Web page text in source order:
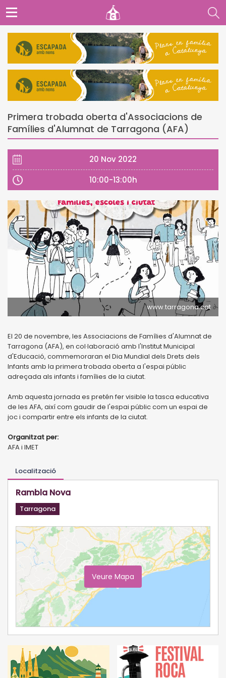
Primera trobada oberta d'Associacions de
Famílies d'Alumnat de Tarragona (AFA)
20 Nov 2022
10:00-13:00h
www.tarragona.cat
El 20 de novembre, les Associacions de Famílies d'Alumnat de
Tarragona (AFA), en col·laboració amb l'Institut Municipal
d'Educació, commemoraran el Dia Mundial dels Drets dels
Infants amb la primera trobada oberta a l'espai públic
adreçada als infants i famílies de la ciutat.
Amb aquesta jornada es pretén fer visible la tasca educativa
de les AFA, així com gaudir de l'espai públic com un espai de
joc i compartir entre els infants de la ciutat.
Organitzat per:
AFA i IMET
Localització
Rambla Nova
Tarragona
Veure Mapa